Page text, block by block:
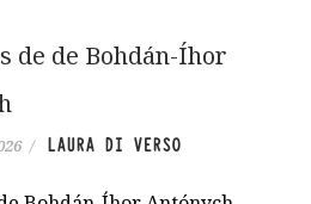
de de Bohdán-Íhor
/ LAURA DI VERSO